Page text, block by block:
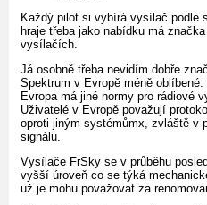
Každý pilot si vybírá vysílač podle
hraje třeba jako nabídku má
vysílačích.
Já osobně třeba nevidím dobře
Spektrum v Evropě méně oblíbené:
Evropa má jiné normy pro rádiové
Uživatelé v Evropě považují
oproti jiným systémůmx, zvláště v
signálu.
Vysílače FrSky se v průběhu
vyšší úroveň co se týká
už je mohu považovat za